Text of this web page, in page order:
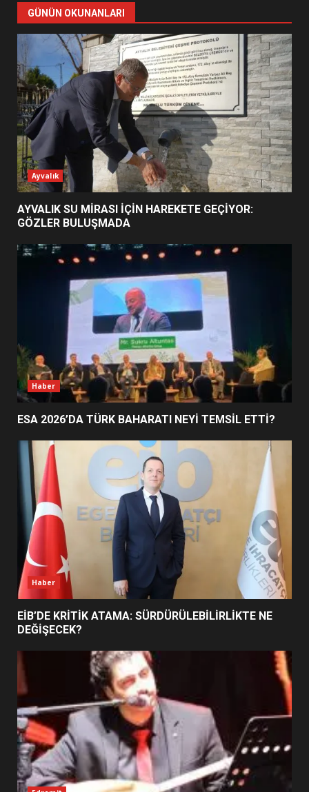
7
YENİ YÖNETİM NASIL
ŞEKİLLENDİ?
1
AYVALIK SU MİRASI İÇİN
HAREKETE GEÇİYOR: GÖZLER
BULUŞMADA
2
ESA 2026’DA TÜRK BAHARATI
NEYİ TEMSİL ETTİ?
EİB’DE KRİTİK ATAMA:
SÜRDÜRÜLEBİLİRLİKTE NE
DEĞİŞECEK?
4
EDREMİT’İN GURURU TÜRKİYE
FİNALİNDE NE BAŞARDI?
5
UZATILDI: NE DEĞİŞTİ?
6
BURHANİYE SATRANÇ
TURNUVASI KAYITLARI NEYİ
DEĞİŞTİRİYOR?
BURHANİYE BELEDİYESPOR’DA
YENİ YÖNETİM NASIL
GÜNÜN OKUNANLARI
Ayvalık
AYVALIK SU MİRASI İÇİN HAREKETE GEÇİYOR:
GÖZLER BULUŞMADA
Haber
ESA 2026’DA TÜRK BAHARATI NEYİ TEMSİL ETTİ?
Haber
EİB’DE KRİTİK ATAMA: SÜRDÜRÜLEBİLİRLİKTE NE
DEĞİŞECEK?